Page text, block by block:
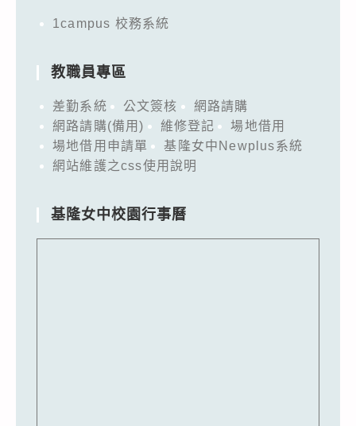
1campus 校務系統
教職員專區
差勤系統 公文簽核
網路請購
網路請購(備用)
維修登記
場地借用
場地借用申請單
基隆女中Newplus系統
網站維護之css使用說明
基隆女中校園行事曆